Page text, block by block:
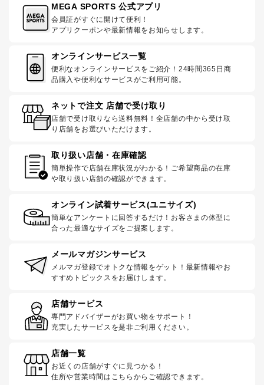
MEGA SPORTS 公式アプリ
会員証がすぐに開けて便利！
アプリクーポンや最新情報をお知らせします。
オンラインサービス一覧
便利なオンラインサービスをご紹介！24時間365日商
品購入や便利なサービスがご利用可能。
ネットで注文 店舗で受け取り
店舗で受け取りなら送料無料！全店舗の中から受け取
り店舗をお選びいただけます。
取り扱い店舗・在庫確認
簡単操作で店舗在庫状況がわかる！ご希望商品の在庫
や取り扱い店舗の確認ができます。
オンライン試着サービス(ユニサイズ)
簡単なアンケートに回答するだけ！お客さまの体型に
合った最適なサイズをご提案します。
メールマガジンサービス
メルマガ登録でオトクな情報をゲット！最新情報やお
すすめトピックスをお届けします。
店舗サービス
専門アドバイザーがお買い物をサポート！
充実したサービスを是非ご利用ください。
店舗一覧
お近くの店舗がすぐに見つかる！
住所や営業時間はこちらからご確認できます。